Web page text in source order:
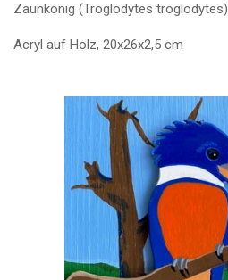
Zaunkönig (Troglodytes troglodytes)
Acryl auf Holz, 20x26x2,5 cm